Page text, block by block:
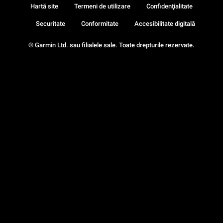
© Garmin Ltd. sau filialele sale. Toate drepturile rezervate.
Hartă site Termeni de utilizare Confidenţialitate
Securitate Conformitate Accesibilitate digitală